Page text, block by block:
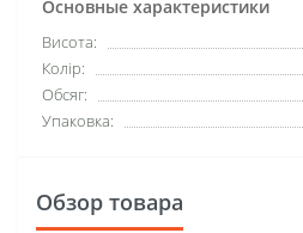
Основные характеристики
Висота:
Колір:
Обсяг:
Упаковка:
Обзор товара